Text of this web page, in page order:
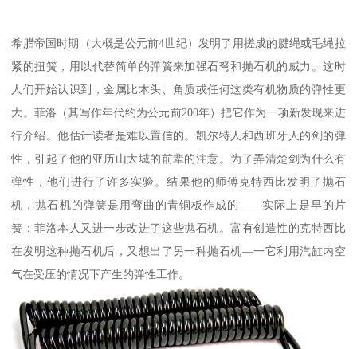
希腊帝国时期（大概是公元前4世纪）发明了用搓成的腱绳或毛绳拉
紧的扭簧，用以代替简单的弹簧来加强石弩和抛石机的威力。这时
人们开始认识到，金属比木头、角质或任何这类有机物质的弹性更
大。菲洛（其写作年代约为公元前200年）把它作为一项新发现来进
行介绍。他估计读者是难以置信的。凯尔特人和西班牙人的剑的弹
性，引起了他的亚历山大城的前辈的注意。为了弄清楚剑为什么有
弹性，他们进行了许多实验。结果他的师傅克特西比发明了抛石
机，抛石机的弹簧是用弯曲的青铜板作成的——实际上是早的片
簧；菲洛本人又进一步改进了这些抛石机。富有创造性的克特西比
在发明这种抛石机后，又想出了另一种抛石机—一它利用汽缸内空
气在受压的情况下产生的弹性工作。